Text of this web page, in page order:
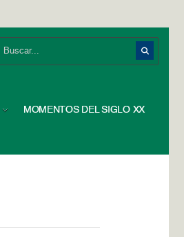
MOMENTOS DEL SIGLO XX